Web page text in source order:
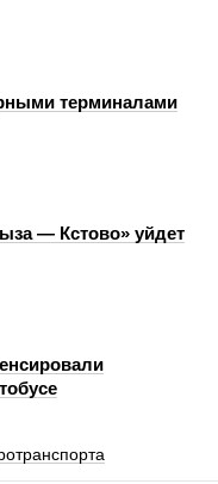
терминалами
— Кстово» уйдет